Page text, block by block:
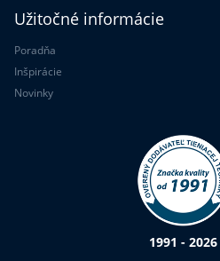
Užitočné informácie
Poradňa
Inšpirácie
Novinky
1991 - 2026